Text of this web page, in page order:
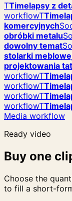
TTimelapsy z
workflowT
komercyjnych
obróbki metalu
dowolny temat
stolarki
projektowania
workflowT
workflowT
workflowT
workflowT
Media workflow
Ready video
Buy one
Choose the
to fill a short-